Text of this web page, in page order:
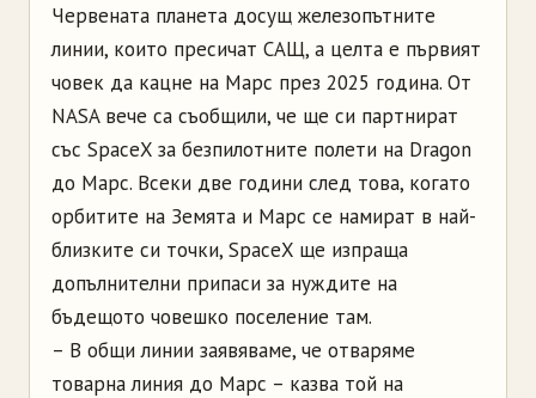
Червената планета досущ железопътните
линии, които пресичат САЩ, а целта е първият
човек да кацне на Марс през 2025 година. От
NASA вече са съобщили, че ще си партнират
със SpaceX за безпилотните полети на Dragon
до Марс. Всеки две години след това, когато
орбитите на Земята и Марс се намират в най-
близките си точки, SpaceX ще изпраща
допълнителни припаси за нуждите на
бъдещото човешко поселение там.
– В общи линии заявяваме, че отваряме
товарна линия до Марс – казва той на